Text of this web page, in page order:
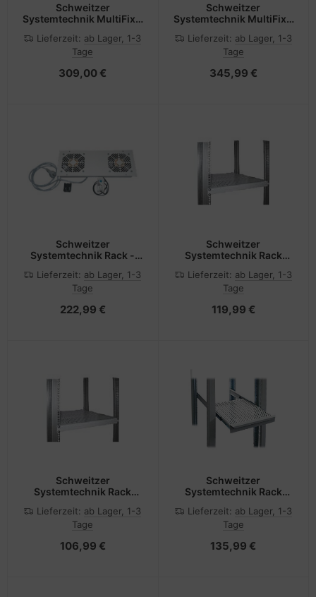
Schweitzer
Systemtechnik MultiFix -
Wandmontage -
Hellgrau, RAL 7035 - 4U -
Lieferzeit: ab Lager, 1-3
Tage
309,00 €
Schweitzer
Systemtechnik MultiFix -
Wandmontage -
Hellgrau, RAL 7035 - 6U -
Lieferzeit: ab Lager, 1-3
Tage
345,99 €
Schweitzer
Systemtechnik Rack -
Thermostat
Lieferzeit: ab Lager, 1-3
Tage
222,99 €
Schweitzer
Systemtechnik Rack
belüftet)
Lieferzeit: ab Lager, 1-3
Tage
119,99 €
Schweitzer
Systemtechnik Rack
belüftet)
Lieferzeit: ab Lager, 1-3
Tage
106,99 €
Schweitzer
Systemtechnik Rack
belüftet)
Lieferzeit: ab Lager, 1-3
Tage
135,99 €